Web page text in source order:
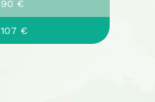
90 €
107 €